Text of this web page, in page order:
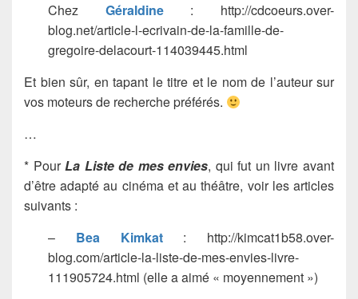
Chez Géraldine: http://cdcoeurs.over-
blog.net/article-l-ecrivain-de-la-famille-de-
gregoire-delacourt-114039445.html
Et bien sûr, en tapant le titre et le nom de l’auteur sur
vos moteurs de recherche préférés.
…
* PourLa Liste de mes envies, qui fut un livre avant
d’être adapté au cinéma et au théâtre, voir les articles
suivants :
– Bea Kimkat: http://kimcat1b58.over-
blog.com/article-la-liste-de-mes-envies-livre-
111905724.html (elle a aimé « moyennement »)